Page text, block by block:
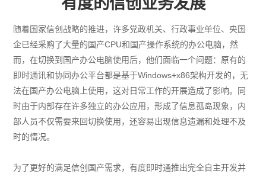
随着国家信创战略的推进，许多党政机关、行政事业单位、央国
企已经采购了大量的国产CPU和国产操作系统的办公电脑，然
而，在切换到国产办公电脑使用后，他们面临一个问题：原有的
即时通讯和协同办公平台都是基于Windows+x86架构开发的，无
法在国产办公电脑上使用，这对日常工作的开展造成了影响。同
时由于内部存在许多独立的办公应用，形成了信息孤岛现象，内
部人员不仅需要来回切换使用，还容易出现信息遗漏和处理不及
时的情况。
为了更好的满足信创国产需求，有度即时通推出完全自主开发并